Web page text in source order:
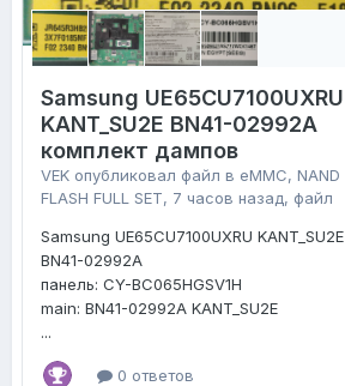
Samsung UE65CU7100UXRU
KANT_SU2E BN41-02992A
комплект дампов
VEK опубликовал файл в eMMC, NAND
FLASH FULL SET, 7 часов назад, файл
Samsung UE65CU7100UXRU KANT_SU2E
BN41-02992A
панель: CY-BC065HGSV1H
main: BN41-02992A KANT_SU2E
...
0 ответов